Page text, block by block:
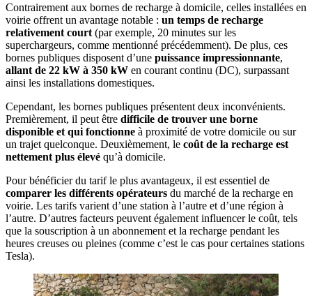
Contrairement aux bornes de recharge à domicile, celles installées en
voirie offrent un avantage notable : un temps de recharge
relativement court (par exemple, 20 minutes sur les
superchargeurs, comme mentionné précédemment). De plus, ces
bornes publiques disposent d’une puissance impressionnante,
allant de 22 kW à 350 kW en courant continu (DC), surpassant
ainsi les installations domestiques.
Cependant, les bornes publiques présentent deux inconvénients.
Premièrement, il peut être difficile de trouver une borne
disponible et qui fonctionne à proximité de votre domicile ou sur
un trajet quelconque. Deuxièmement, le coût de la recharge est
nettement plus élevé qu’à domicile.
Pour bénéficier du tarif le plus avantageux, il est essentiel de
comparer les différents opérateurs du marché de la recharge en
voirie. Les tarifs varient d’une station à l’autre et d’une région à
l’autre. D’autres facteurs peuvent également influencer le coût, tels
que la souscription à un abonnement et la recharge pendant les
heures creuses ou pleines (comme c’est le cas pour certaines stations
Tesla).